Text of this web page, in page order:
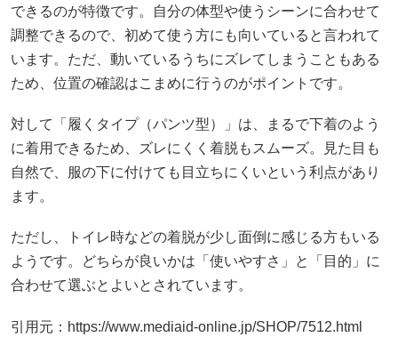
できるのが特徴です。自分の体型や使うシーンに合わせて
調整できるので、初めて使う方にも向いていると言われて
います。ただ、動いているうちにズレてしまうこともある
ため、位置の確認はこまめに行うのがポイントです。
対して「履くタイプ（パンツ型）」は、まるで下着のよう
に着用できるため、ズレにくく着脱もスムーズ。見た目も
自然で、服の下に付けても目立ちにくいという利点があり
ます。
ただし、トイレ時などの着脱が少し面倒に感じる方もいる
ようです。どちらが良いかは「使いやすさ」と「目的」に
合わせて選ぶとよいとされています。
引用元：https://www.mediaid-online.jp/SHOP/7512.html